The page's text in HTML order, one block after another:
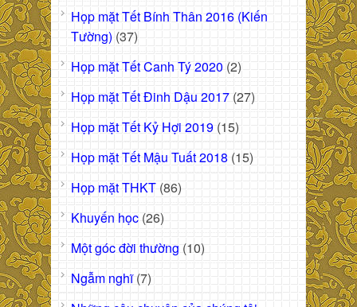
Họp mặt Tết Bính Thân 2016 (Kiến
Tường) (37)
Họp mặt Tết Canh Tý 2020 (2)
Họp mặt Tết Đinh Dậu 2017 (27)
Họp mặt Tết Kỷ Hợi 2019 (15)
Họp mặt Tết Mậu Tuất 2018 (15)
Họp mặt THKT (86)
Khuyến học (26)
Một góc đời thường (10)
Ngẫm nghĩ(7)